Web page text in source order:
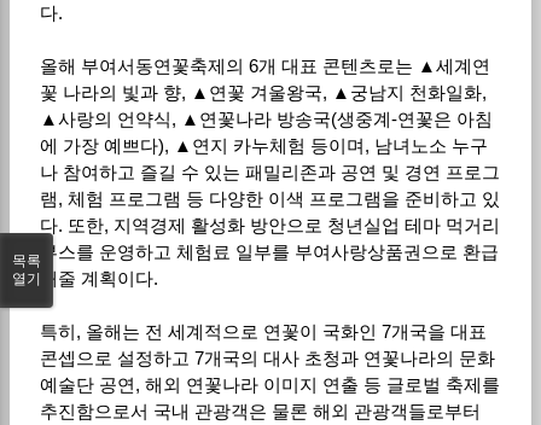
다.
올해 부여서동연꽃축제의 6개 대표 콘텐츠로는 ▲세계연
꽃 나라의 빛과 향, ▲연꽃 겨울왕국, ▲궁남지 천화일화,
▲사랑의 언약식, ▲연꽃나라 방송국(생중계-연꽃은 아침
에 가장 예쁘다), ▲연지 카누체험 등이며, 남녀노소 누구
나 참여하고 즐길 수 있는 패밀리존과 공연 및 경연 프로그
램, 체험 프로그램 등 다양한 이색 프로그램을 준비하고 있
다. 또한, 지역경제 활성화 방안으로 청년실업 테마 먹거리
부스를 운영하고 체험료 일부를 부여사랑상품권으로 환급
해줄 계획이다.
특히, 올해는 전 세계적으로 연꽃이 국화인 7개국을 대표
콘셉으로 설정하고 7개국의 대사 초청과 연꽃나라의 문화
예술단 공연, 해외 연꽃나라 이미지 연출 등 글로벌 축제를
추진함으로서 국내 관광객은 물론 해외 관광객들로부터
목록
열기